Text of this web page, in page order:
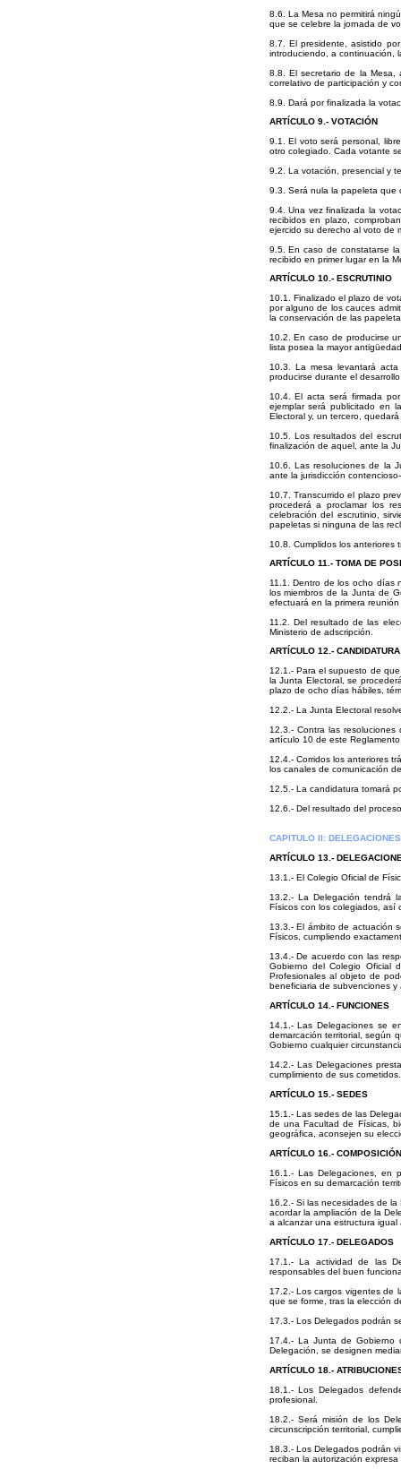
8.6. La Mesa no permitirá
que se celebre la jornada de
8.7. El presidente, asistido
introduciendo, a continuación,
8.8. El secretario de la Mesa,
correlativo de participación y
8.9. Dará por finalizada la
ARTÍCULO 9.- VOTACIÓN
9.1. El voto será personal,
otro colegiado. Cada votante
9.2. La votación, presencial y
9.3. Será nula la papeleta que
9.4. Una vez finalizada la
recibidos en plazo,
ejercido su derecho al voto de
9.5. En caso de constatarse
recibido en primer lugar en la
ARTÍCULO 10.- ESCRUTINIO
10.1. Finalizado el plazo de
por alguno de los cauces
la conservación de las
10.2. En caso de producirse
lista posea la mayor
10.3. La mesa levantará
producirse durante el
10.4. El acta será firmada
ejemplar será publicitado en
Electoral y, un tercero,
10.5. Los resultados del
finalización de aquel, ante la
10.6. Las resoluciones de la
ante la jurisdicción
10.7. Transcurrido el plazo
procederá a proclamar los
celebración del escrutinio,
papeletas si ninguna de las
10.8. Cumplidos los anteriores
ARTÍCULO 11.- TOMA DE
11.1. Dentro de los ocho días
los miembros de la Junta de
efectuará en la primera
11.2. Del resultado de las
Ministerio de adscripción.
ARTÍCULO 12.-
12.1.- Para el supuesto de
la Junta Electoral, se
plazo de ocho días hábiles,
12.2.- La Junta Electoral
12.3.- Contra las
artículo 10 de este
12.4.- Corridos los anteriores
los canales de comunicación
12.5.- La candidatura tomará
12.6.- Del resultado del
CAPITULO II: DELEGACIONES
ARTÍCULO 13.-
13.1.- El Colegio Oficial de
13.2.- La Delegación tendrá
Físicos con los colegiados, así
13.3.- El ámbito de actuación
Físicos, cumpliendo
13.4.- De acuerdo con las
Gobierno del Colegio Oficial
Profesionales al objeto de
beneficiaria de subvenciones y
ARTÍCULO 14.- FUNCIONES
14.1.- Las Delegaciones se
demarcación territorial, según
Gobierno cualquier
14.2.- Las Delegaciones
cumplimiento de sus cometidos.
ARTÍCULO 15.- SEDES
15.1.- Las sedes de las
de una Facultad de Físicas,
geográfica, aconsejen su
ARTÍCULO 16.- COMPOSICIÓN
16.1.- Las Delegaciones, en
Físicos en su demarcación
16.2.- Si las necesidades de
acordar la ampliación de la
a alcanzar una estructura
ARTÍCULO 17.- DELEGADOS
17.1.- La actividad de las
responsables del buen
17.2.- Los cargos vigentes de
que se forme, tras la elección
17.3.- Los Delegados podrán
17.4.- La Junta de Gobierno
Delegación, se designen
ARTÍCULO 18.-
18.1.- Los Delegados
profesional.
18.2.- Será misión de los
circunscripción territorial,
18.3.- Los Delegados podrán
reciban la autorización